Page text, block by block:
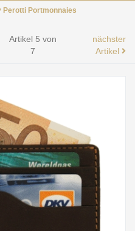
Perotti Portmonnaies
Artikel 5 von
7
nächster
Artikel